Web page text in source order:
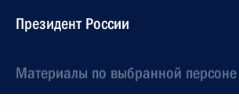
Президент России
Материалы по выбранной персоне